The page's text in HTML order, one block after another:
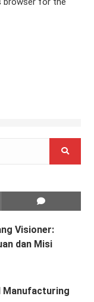
Visioner:
dan Misi
Manufacturing